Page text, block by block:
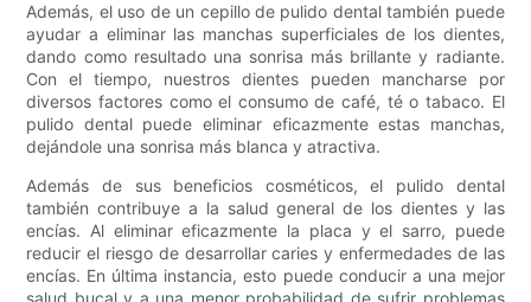
Además, el uso de un cepillo de pulido dental también puede
ayudar a eliminar las manchas superficiales de los dientes,
dando como resultado una sonrisa más brillante y radiante.
Con el tiempo, nuestros dientes pueden mancharse por
diversos factores como el consumo de café, té o tabaco. El
pulido dental puede eliminar eficazmente estas manchas,
dejándole una sonrisa más blanca y atractiva.
Además de sus beneficios cosméticos, el pulido dental
también contribuye a la salud general de los dientes y las
encías. Al eliminar eficazmente la placa y el sarro, puede
reducir el riesgo de desarrollar caries y enfermedades de las
encías. En última instancia, esto puede conducir a una mejor